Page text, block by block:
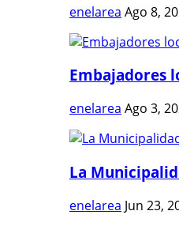
enelarea Ago 8,
Embajadores
enelarea Ago 3,
La
enelarea Jun 23,